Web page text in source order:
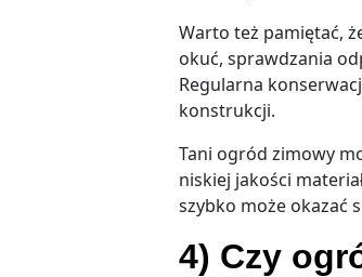
Warto też pamiętać,
okuć, sprawdzania
Regularna
konstrukcji.
Tani ogród zimowy
niskiej jakości
szybko może okazać
4) Czy